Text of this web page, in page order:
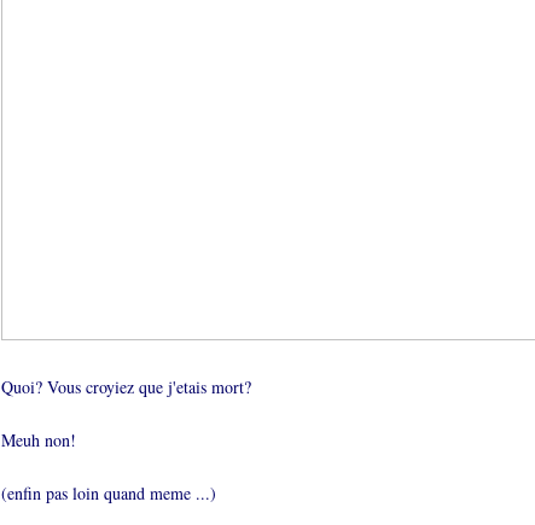
Quoi? Vous croyiez que j'etais mort?
Meuh non!
(enfin pas loin quand meme ...)